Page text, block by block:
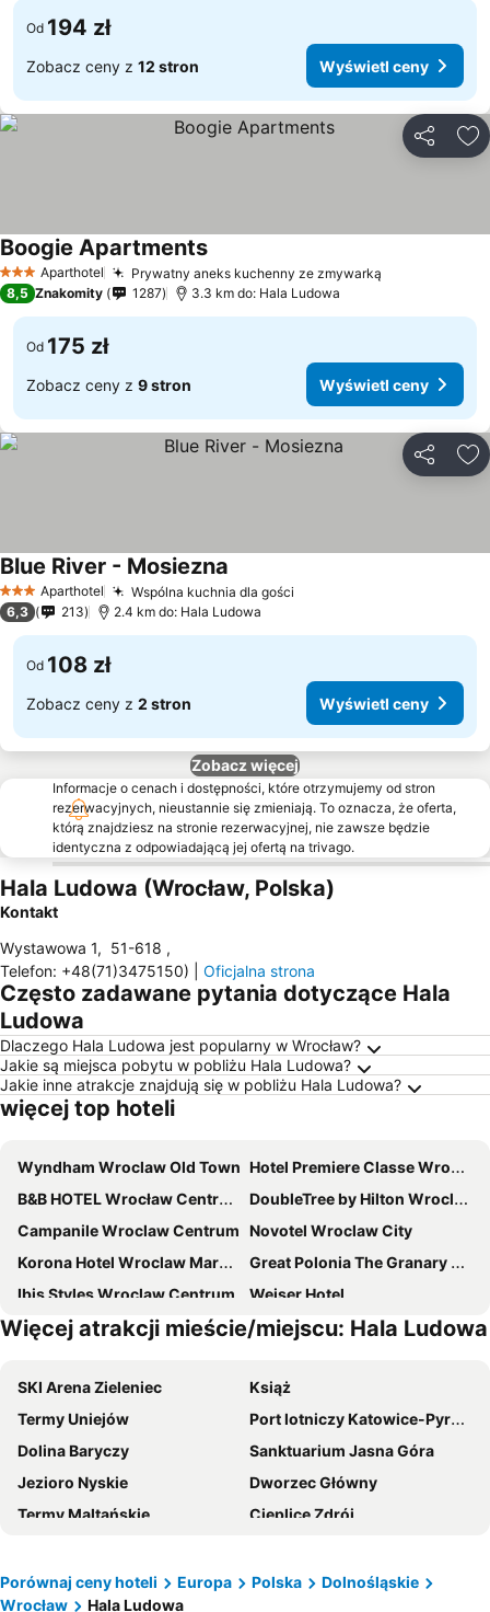
Od 194 zł
Zobacz ceny z 12 stron Wyświetl ceny
3 KategoriaAparthotel Prywatny aneks kuchenny ze zmywarką
Boogie Apartments
8,5 Znakomity 1287 3.3 km do: Hala Ludowa
Od 175 zł
Zobacz ceny z 9 stron Wyświetl ceny
3 KategoriaAparthotel Wspólna kuchnia dla gości
Blue River - Mosiezna
6,3 213 2.4 km do: Hala Ludowa
Od 108 zł
Zobacz ceny z 2 stron Wyświetl ceny
Zobacz więcej
Informacje o cenach i dostępności, które otrzymujemy od stron
rezerwacyjnych, nieustannie się zmieniają. To oznacza, że oferta,
którą znajdziesz na stronie rezerwacyjnej, nie zawsze będzie
identyczna z odpowiadającą jej ofertą na trivago.
Hala Ludowa (Wrocław, Polska)
Kontakt
Wystawowa 1, 51-618 ,
Telefon: +48(71)3475150) Oficjalna strona
Często zadawane pytania dotyczące Hala
Ludowa
Dlaczego Hala Ludowa jest popularny w Wrocław?
Jakie są miejsca pobytu w pobliżu Hala Ludowa?
Jakie inne atrakcje znajdują się w pobliżu Hala Ludowa?
więcej top hoteli
Wyndham Wroclaw Old Town Hotel Premiere Classe Wroclaw Centrum
B&B HOTEL Wrocław Centrum
DoubleTree by Hilton Wroclaw
Campanile Wroclaw Centrum Novotel Wroclaw City
Korona Hotel Wroclaw Market Square
Great Polonia The Granary La Suite Hotel
Ibis Styles Wroclaw Centrum
Weiser Hotel
Hotel Campanile Wroclaw Stare Miasto
Scandic Wroclaw
Hotel Mercure Wroclaw Centrum
Radisson Blu Hotel, Wroclaw
Aparthotel Invite
Ibis Budget Wroclaw Stadion
Qubus Hotel Wrocław
Hotel Traffic Wrocław Stare Miasto
HP Park Plaza
Q Hotel Plus Wrocław
Hotel Polonia
Four Points by Sheraton Wroclaw
ibis Wroclaw Centrum
Hotel Piast
Więcej atrakcji mieście/miejscu: Hala Ludowa
SKI Arena Zieleniec
Książ
Termy Uniejów
Port lotniczy Katowice-Pyrzowice
Dolina Baryczy
Sanktuarium Jasna Góra
Jezioro Nyskie
Dworzec Główny
Termy Maltańskie
Cieplice Zdrój
Czarna Góra Resort
Atlas Arena Hala widowiskowo-sportowa
Porównaj ceny hoteli Europa Polska
Dolnośląskie
Wrocław
Hala Ludowa